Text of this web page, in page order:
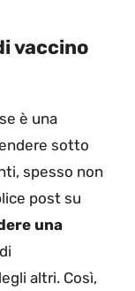
vaccino
è una
sotto
spesso non
post su
una
altri. Così,